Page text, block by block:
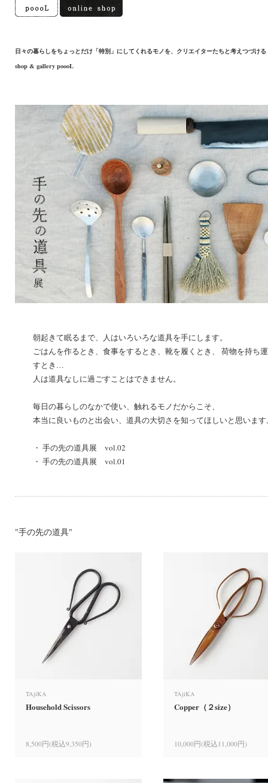
日々の暮らしをちょっとだけ「特別」にしてくれるモノを、クリエイターたちと考えつづける
shop & gallery poooL
朝起きて眠るまで、人はいろいろな道具を手にします。
ごはんを作るとき、食事をするとき、靴を履くとき、 荷物を持ち
すとき…
人は道具なしに過ごすことはできません。
毎日の暮らしのなかで使い、触れるモノだからこそ、
本当に良いものと出会い、道具の大切さを知ってほしいと思います
・ 手の先の道具展 vol.02
・ 手の先の道具展 vol.01
"手の先の道具"
TAjiKA
Household Scissors
8,500円(税込9,350円)
TAjiKA
Copper（２size）
10,000円(税込11,000円)